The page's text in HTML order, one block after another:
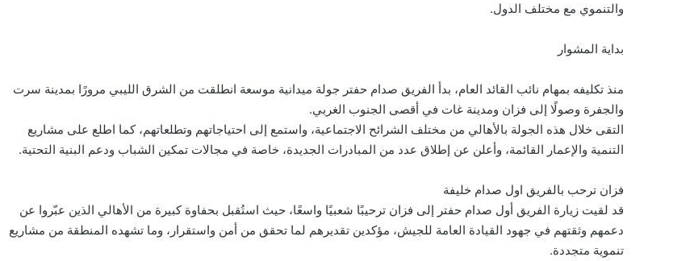
والتنموي مع مختلف الدول.
بداية المشوار
منذ تكليفه بمهام نائب القائد العام، بدأ الفريق صدام حفتر جولة ميدانية موسعة انطلقت من الشرق الليبي مرورًا بمدينة سرت
والجفرة وصولًا إلى فزان ومدينة غات في أقصى الجنوب الغربي.
التقى خلال هذه الجولة بالأهالي من مختلف الشرائح الاجتماعية، واستمع إلى احتياجاتهم وتطلعاتهم، كما اطلع على مشاريع
التنمية والإعمار القائمة، وأعلن عن إطلاق عدد من المبادرات الجديدة، خاصة في مجالات تمكين الشباب ودعم البنية التحتية.
فزان ترحب بالفريق اول صدام خليفة
قد لقيت زيارة الفريق أول صدام حفتر إلى فزان ترحيبًا شعبيًا واسعًا، حيث استُقبل بحفاوة كبيرة من الأهالي الذين عبّروا عن
دعمهم وثقتهم في جهود القيادة العامة للجيش، مؤكدين تقديرهم لما تحقق من أمن واستقرار، وما تشهده المنطقة من مشاريع
تنموية متجددة.